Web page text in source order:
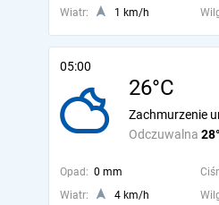
Wiatr:
1 km/h
05:00
26°C
Odczuwalna
Zachmurzenie
Opad: 0 mm
Wiatr:
4 km/h